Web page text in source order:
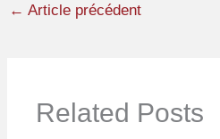
← Article précédent
Related Posts